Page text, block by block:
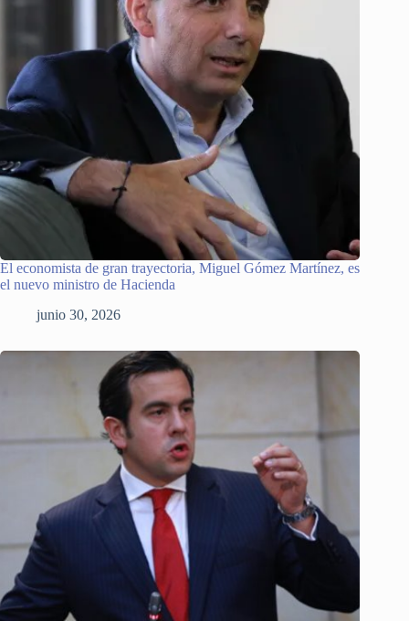
El economista de gran trayectoria, Miguel Gómez Martínez, es
el nuevo ministro de Hacienda
junio 30, 2026